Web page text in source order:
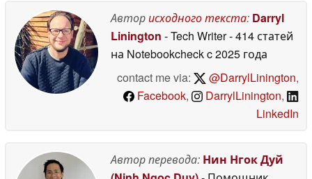
Авторисходного текста: Darryl
Linington - Tech Writer- 414 статей
на Notebookcheckc 2025 года
contact me via:
@DarrylLinington,
Facebook, DarrylLinington,
LinkedIn
Автор перевода: Нин Нгок Дуй